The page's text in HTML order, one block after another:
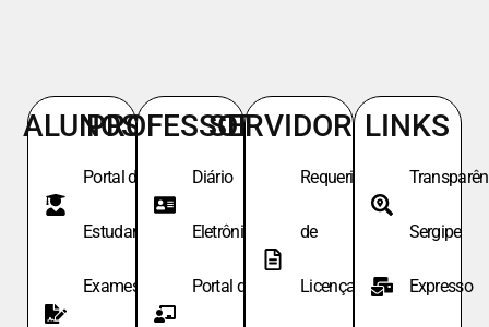
ALUNOS
Portal do
Estudante
Exames de
PROFESSORES
Diário
Eletrônico
Portal do
SERVIDORES
Requeri.
de
Licença
LINKS
Sergipe
Expresso